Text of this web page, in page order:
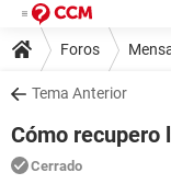
Foros
Tema Anterior
Cómo recupero
Cerrado